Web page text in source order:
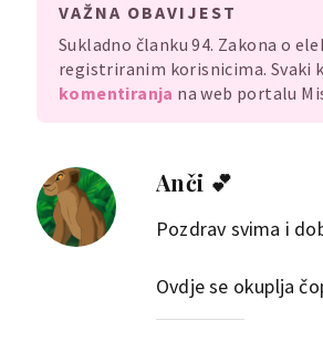
VAŽNA OBAVIJEST
Sukladno članku 94. Zakona o
registriranim korisnicima. Svaki
komentiranja na web portalu
Anči 💕
Pozdrav svima i
Ovdje se okuplja